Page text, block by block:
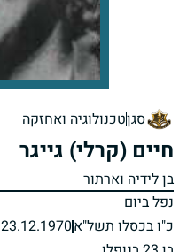
סגןטכנולוגיה ואחזקה
חיים (קרלי) גייגר
בן לידיה וארתור
נפל ביום
כ"ו בכסלו תשל"א23.12.1970